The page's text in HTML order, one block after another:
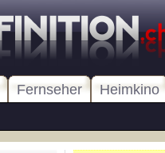
Fernseher Heimkino